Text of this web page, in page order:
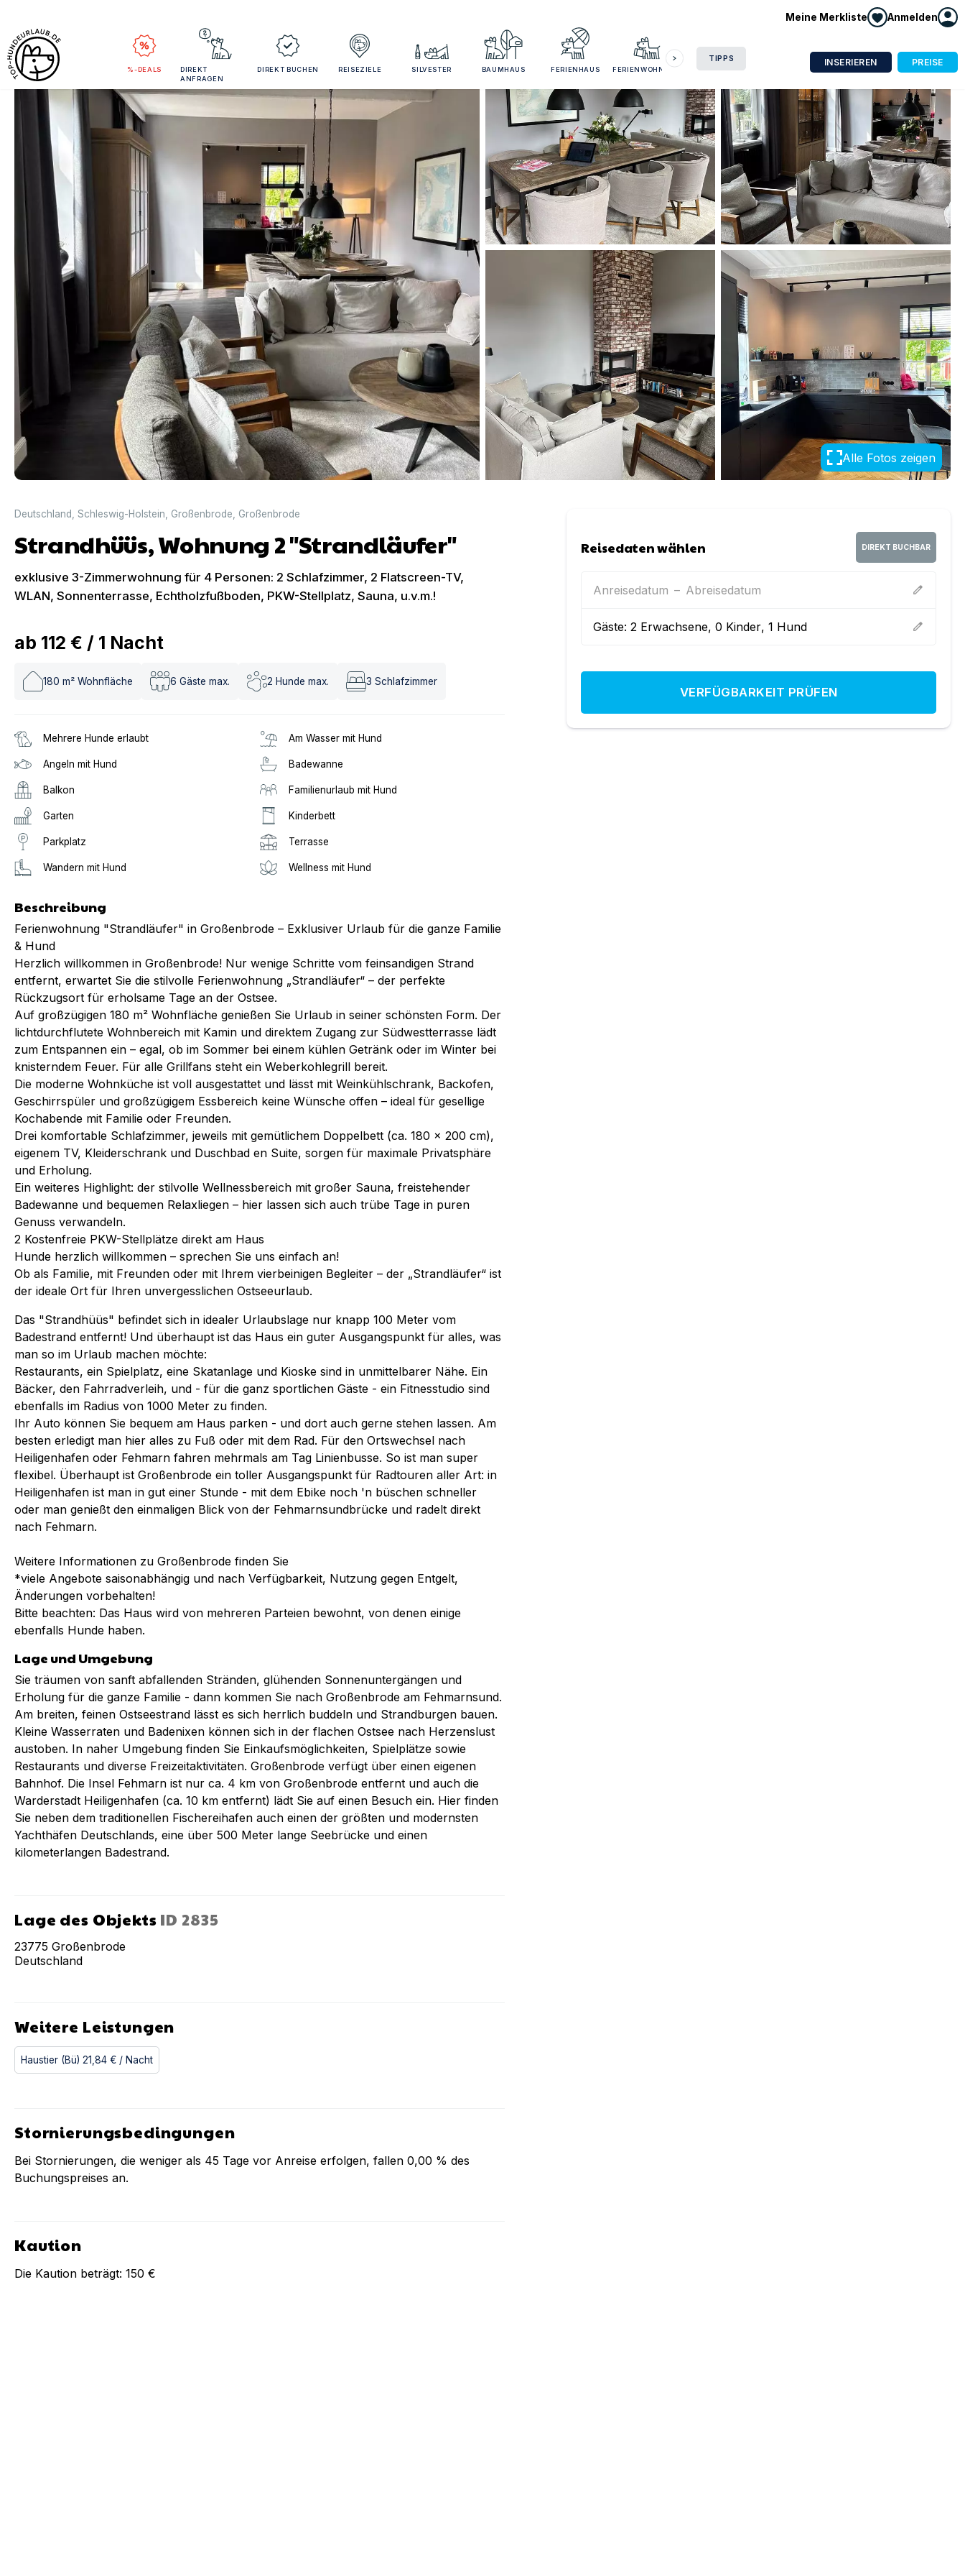
Meine Merkliste Anmelden
%-DEALS
DIREKT
ANFRAGEN
DIREKT BUCHEN REISEZIELE SILVESTER BAUMHAUS FERIENHAUS FERIENWOHNUNG
TIPPS INSERIEREN PREISE
Alle Fotos zeigen
Deutschland Schleswig-Holstein Großenbrode Großenbrode
Strandhüüs, Wohnung 2 "Strandläufer"
exklusive 3-Zimmerwohnung für 4 Personen: 2 Schlafzimmer, 2 Flatscreen-TV,
WLAN, Sonnenterrasse, Echtholzfußboden, PKW-Stellplatz, Sauna, u.v.m.!
ab 112 € / 1 Nacht
180 m² Wohnfläche 6 Gäste max. 2 Hunde max. 3 Schlafzimmer
Mehrere Hunde erlaubt Am Wasser mit Hund
Angeln mit Hund Badewanne
Balkon Familienurlaub mit Hund
Garten Kinderbett
Parkplatz Terrasse
Wandern mit Hund Wellness mit Hund
Beschreibung
Ferienwohnung "Strandläufer" in Großenbrode – Exklusiver Urlaub für die ganze Familie
& Hund
Herzlich willkommen in Großenbrode! Nur wenige Schritte vom feinsandigen Strand
entfernt, erwartet Sie die stilvolle Ferienwohnung „Strandläufer“ – der perfekte
Rückzugsort für erholsame Tage an der Ostsee.
Auf großzügigen 180 m² Wohnfläche genießen Sie Urlaub in seiner schönsten Form. Der
lichtdurchflutete Wohnbereich mit Kamin und direktem Zugang zur Südwestterrasse lädt
zum Entspannen ein – egal, ob im Sommer bei einem kühlen Getränk oder im Winter bei
knisterndem Feuer. Für alle Grillfans steht ein Weberkohlegrill bereit.
Die moderne Wohnküche ist voll ausgestattet und lässt mit Weinkühlschrank, Backofen,
Geschirrspüler und großzügigem Essbereich keine Wünsche offen – ideal für gesellige
Kochabende mit Familie oder Freunden.
Drei komfortable Schlafzimmer, jeweils mit gemütlichem Doppelbett (ca. 180 x 200 cm),
eigenem TV, Kleiderschrank und Duschbad en Suite, sorgen für maximale Privatsphäre
und Erholung.
Ein weiteres Highlight: der stilvolle Wellnessbereich mit großer Sauna, freistehender
Badewanne und bequemen Relaxliegen – hier lassen sich auch trübe Tage in puren
Genuss verwandeln.
2 Kostenfreie PKW-Stellplätze direkt am Haus
Hunde herzlich willkommen – sprechen Sie uns einfach an!
Ob als Familie, mit Freunden oder mit Ihrem vierbeinigen Begleiter – der „Strandläufer“ ist
der ideale Ort für Ihren unvergesslichen Ostseeurlaub.
Das "Strandhüüs" befindet sich in idealer Urlaubslage nur knapp 100 Meter vom
Badestrand entfernt! Und überhaupt ist das Haus ein guter Ausgangspunkt für alles, was
man so im Urlaub machen möchte:
Restaurants, ein Spielplatz, eine Skatanlage und Kioske sind in unmittelbarer Nähe. Ein
Bäcker, den Fahrradverleih, und - für die ganz sportlichen Gäste - ein Fitnesstudio sind
ebenfalls im Radius von 1000 Meter zu finden.
Ihr Auto können Sie bequem am Haus parken - und dort auch gerne stehen lassen. Am
besten erledigt man hier alles zu Fuß oder mit dem Rad. Für den Ortswechsel nach
Heiligenhafen oder Fehmarn fahren mehrmals am Tag Linienbusse. So ist man super
flexibel. Überhaupt ist Großenbrode ein toller Ausgangspunkt für Radtouren aller Art: in
Heiligenhafen ist man in gut einer Stunde - mit dem Ebike noch 'n büschen schneller
oder man genießt den einmaligen Blick von der Fehmarnsundbrücke und radelt direkt
nach Fehmarn.
Weitere Informationen zu Großenbrode finden Sie
*viele Angebote saisonabhängig und nach Verfügbarkeit, Nutzung gegen Entgelt,
Änderungen vorbehalten!
Bitte beachten: Das Haus wird von mehreren Parteien bewohnt, von denen einige
ebenfalls Hunde haben.
Lage und Umgebung
Sie träumen von sanft abfallenden Stränden, glühenden Sonnenuntergängen und
Erholung für die ganze Familie - dann kommen Sie nach Großenbrode am Fehmarnsund.
Am breiten, feinen Ostseestrand lässt es sich herrlich buddeln und Strandburgen bauen.
Kleine Wasserraten und Badenixen können sich in der flachen Ostsee nach Herzenslust
austoben. In naher Umgebung finden Sie Einkaufsmöglichkeiten, Spielplätze sowie
Restaurants und diverse Freizeitaktivitäten. Großenbrode verfügt über einen eigenen
Bahnhof. Die Insel Fehmarn ist nur ca. 4 km von Großenbrode entfernt und auch die
Warderstadt Heiligenhafen (ca. 10 km entfernt) lädt Sie auf einen Besuch ein. Hier finden
Sie neben dem traditionellen Fischereihafen auch einen der größten und modernsten
Yachthäfen Deutschlands, eine über 500 Meter lange Seebrücke und einen
kilometerlangen Badestrand.
Lage des Objekts ID 2835
23775 Großenbrode
Deutschland
Weitere Leistungen
Haustier (Bü) 21,84 € / Nacht
Stornierungsbedingungen
Bei Stornierungen, die weniger als 45 Tage vor Anreise erfolgen, fallen 0,00 % des
Buchungspreises an.
Kaution
Die Kaution beträgt: 150 €
Reisedaten wählen DIREKT BUCHBAR
Anreisedatum – Abreisedatum edit
Gäste:2 Erwachsene,0 Kinder,1 Hund edit
VERFÜGBARKEIT PRÜFEN